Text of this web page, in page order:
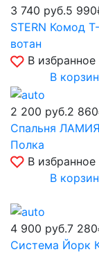
3 740 руб.5
STERN Комод
вотан
В избранное
В
2 200 руб.2
Спальня
Полка
В избранное
В
4 900 руб.7
Система Йорк